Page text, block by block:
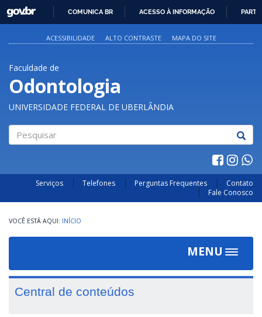
PARA
O
GOVBR
COMUNICA BR ACESSO À INFORMAÇÃO
ACESSIBILIDADE ALTO CONTRASTE MAPA DO SITE
Faculdade de
Odontologia
UNIVERSIDADE FEDERAL DE UBERLÂNDIA
Serviços Telefones Perguntas Frequentes
Contato
Fale Conosco
INÍCIO
MENU
Toggle
Central de conteúdos